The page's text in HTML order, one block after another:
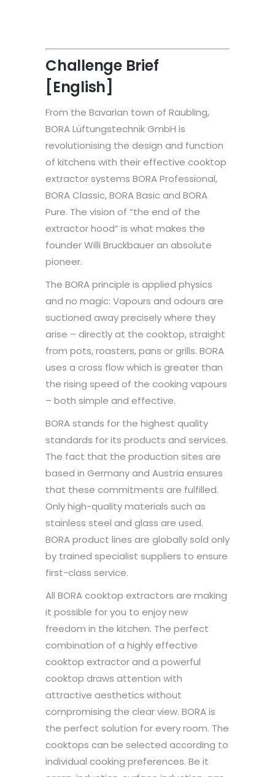
Challenge Brief
[English]
From the Bavarian town of Raubling,
BORA Lüftungstechnik GmbH is
revolutionising the design and function
of kitchens with their effective cooktop
extractor systems BORA Professional,
BORA Classic, BORA Basic and BORA
Pure. The vision of “the end of the
extractor hood” is what makes the
founder Willi Bruckbauer an absolute
pioneer.
The BORA principle is applied physics
and no magic: Vapours and odours are
suctioned away precisely where they
arise – directly at the cooktop, straight
from pots, roasters, pans or grills. BORA
uses a cross flow which is greater than
the rising speed of the cooking vapours
– both simple and effective.
BORA stands for the highest quality
standards for its products and services.
The fact that the production sites are
based in Germany and Austria ensures
that these commitments are fulfilled.
Only high-quality materials such as
stainless steel and glass are used.
BORA product lines are globally sold only
by trained specialist suppliers to ensure
first-class service.
All BORA cooktop extractors are making
it possible for you to enjoy new
freedom in the kitchen. The perfect
combination of a highly effective
cooktop extractor and a powerful
cooktop draws attention with
attractive aesthetics without
compromising the clear view. BORA is
the perfect solution for every room. The
cooktops can be selected according to
individual cooking preferences. Be it